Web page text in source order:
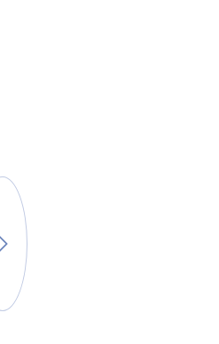
zum nächsten Bild